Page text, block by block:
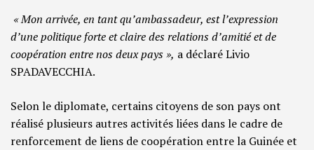
« Mon arrivée, en tant qu’ambassadeur, est l’expression
d’une politique forte et claire des relations d’amitié et de
coopération entre nos deux pays », a déclaré Livio
SPADAVECCHIA.
Selon le diplomate, certains citoyens de son pays ont
réalisé plusieurs autres activités liées dans le cadre de
renforcement de liens de coopération entre la Guinée et